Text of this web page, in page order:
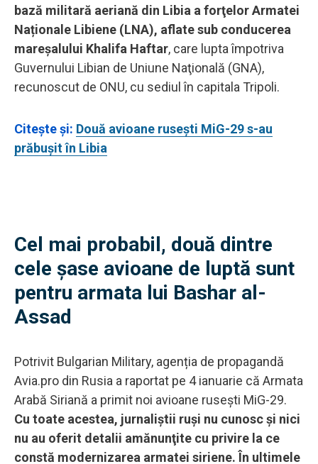
bază militară aeriană din Libia a forţelor Armatei
Naționale Libiene (LNA), aflate sub conducerea
mareșalului Khalifa Haftar, care lupta împotriva
Guvernului Libian de Uniune Naţională (GNA),
recunoscut de ONU, cu sediul în capitala Tripoli.
Citeşte şi: Două avioane ruseşti MiG-29 s-au
prăbuşit în Libia
Cel mai probabil, două dintre
cele şase avioane de luptă sunt
pentru armata lui Bashar al-
Assad
Potrivit Bulgarian Military, agenția de propagandă
Avia.pro din Rusia a raportat pe 4 ianuarie că Armata
Arabă Siriană a primit noi avioane ruseşti MiG-29.
Cu toate acestea, jurnaliștii ruși nu cunosc şi nici
nu au oferit detalii amănunţite cu privire la ce
constă modernizarea armatei siriene. În ultimele